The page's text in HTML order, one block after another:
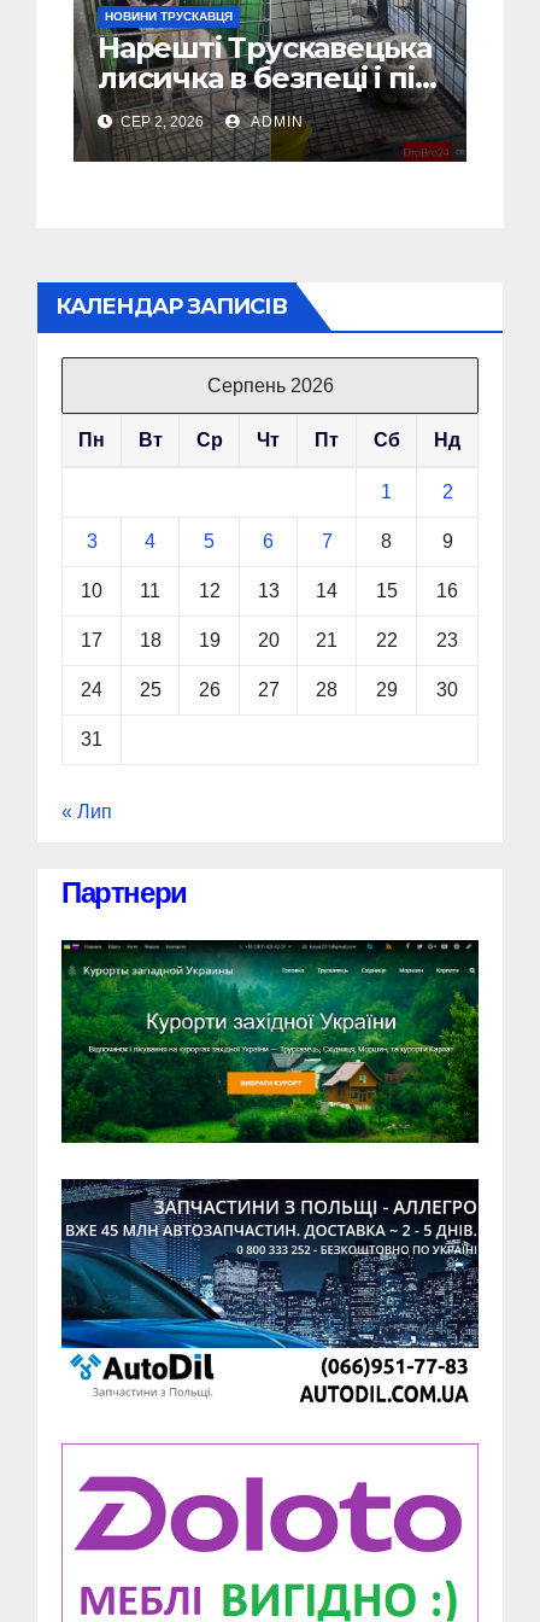
НОВИНИ ТРУСКАВЦЯ
Нарешті Трускавецька
лисичка в безпеці і під
наглядом спеціалістів
(Відео, Фото)
СЕР 2, 2026 ADMIN
КАЛЕНДАР ЗАПИСІВ
Серпень 2026
Пн Вт Ср Чт Пт Сб Нд
1 2
3 4 5 6 7 8 9
10 11 12 13 14 15 16
17 18 19 20 21 22 23
24 25 26 27 28 29 30
31
« Лип
Партнери